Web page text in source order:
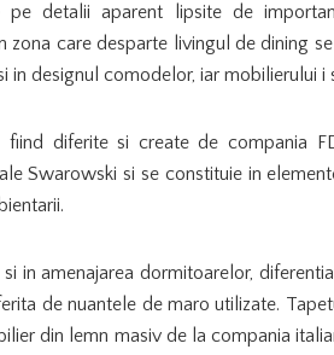
pe detalii aparent lipsite de
zona care desparte livingul de dining
in designul comodelor, iar mobilierului
fiind diferite si create de compania
Swarowski si se constituie in
in amenajarea dormitoarelor,
de nuantele de maro utilizate.
din lemn masiv de la compania